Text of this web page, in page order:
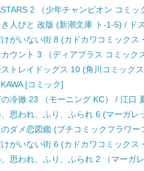
2 （少年チャンピオン コミ
人びと 改版 (新潮文庫 ト-1-5) / ド
がいない街 8 (カドカワコミックス
ウント 3 （ディアプラス コミック
トレイドッグス 10 (角川コミック
[コミック]
冷徹 23 （モーニング KC） / 江口
思われ、ふり、ふられ 6 (マーガ
ダメ恋図鑑 (プチコミックフラワ
がいない街 6 (カドカワコミックス
思われ、ふり、ふられ 2 （マーガ